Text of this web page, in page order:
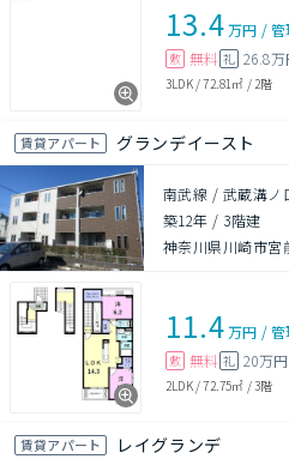
13.4万円 /
敷 無料 礼 26.8万
3LDK/72.81㎡ / 2階
賃貸アパート グランデイースト
南武線 / 武蔵溝ノ
築12年 / 3階建
神奈川県川崎市宮
11.4万円 /
敷 無料 礼 20万円
2LDK/72.75㎡ /3階
賃貸アパート レイグランデ